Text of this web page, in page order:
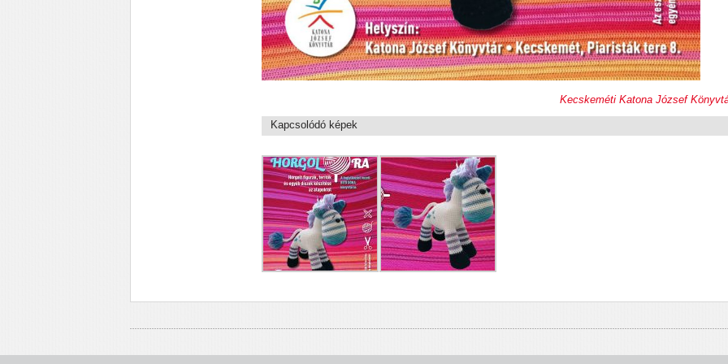
Kecskeméti Katona József
Kapcsolódó képek